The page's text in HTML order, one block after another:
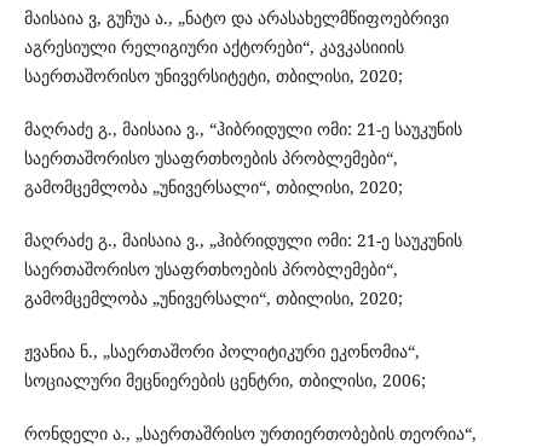
მაისაია ვ, გუჩუა ა., „ნატო და არასახელმწიფოებრივი
აგრესიული რელიგიური აქტორები“, კავკასიიის
საერთაშორისო უნივერსიტეტი, თბილისი, 2020;
მაღრაძე გ., მაისაია ვ., “ჰიბრიდული ომი: 21-ე საუკუნის
საერთაშორისო უსაფრთხოების პრობლემები“,
გამომცემლობა „უნივერსალი“, თბილისი, 2020;
მაღრაძე გ., მაისაია ვ., „ჰიბრიდული ომი: 21-ე საუკუნის
საერთაშორისო უსაფრთხოების პრობლემები“,
გამომცემლობა „უნივერსალი“, თბილისი, 2020;
ჟვანია ნ., „საერთაშორი პოლიტიკური ეკონომია“,
სოციალური მეცნიერების ცენტრი, თბილისი, 2006;
რონდელი ა., „საერთაშრისო ურთიერთობების თეორია“,